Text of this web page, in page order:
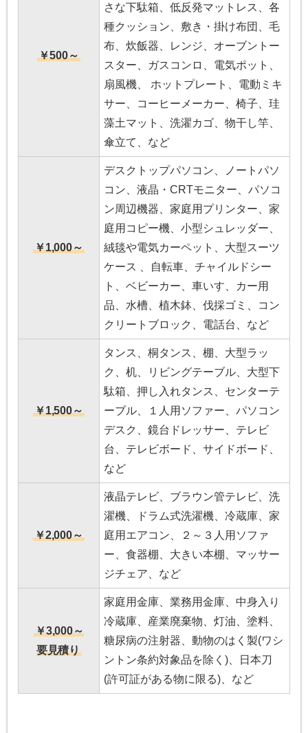
￥500～
さな下駄箱、低反発マットレス、各
種クッション、敷き・掛け布団、毛
布、炊飯器、レンジ、オーブントー
スター、ガスコンロ、電気ポット、
扇風機、 ホットプレート、電動ミキ
サー、コーヒーメーカー、椅子、珪
藻土マット、洗濯カゴ、物干し竿、
傘立て、など
￥1,000～
デスクトップパソコン、ノートパソ
コン、液晶・CRTモニター、パソコ
ン周辺機器、家庭用プリンター、家
庭用コピー機、小型シュレッダー、
絨毯や電気カーペット、大型スーツ
ケース 、自転車、チャイルドシー
ト、ベビーカー、車いす、カー用
品、水槽、植木鉢、伐採ゴミ、コン
クリートブロック、電話台、など
￥1,500～
タンス、桐タンス、棚、大型ラッ
ク、机、リビングテーブル、大型下
駄箱、押し入れタンス、センターテ
ーブル、１人用ソファー、パソコン
デスク、鏡台ドレッサー、テレビ
台、テレビボード、サイドボード、
など
￥2,000～
液晶テレビ、ブラウン管テレビ、洗
濯機、ドラム式洗濯機、冷蔵庫、家
庭用エアコン、２～３人用ソファ
ー、食器棚、大きい本棚、マッサー
ジチェア、など
￥3,000～
要見積り
家庭用金庫、業務用金庫、中身入り
冷蔵庫、産業廃棄物、灯油、塗料、
糖尿病の注射器、動物のはく製(ワシ
ントン条約対象品を除く)、日本刀
(許可証がある物に限る)、など